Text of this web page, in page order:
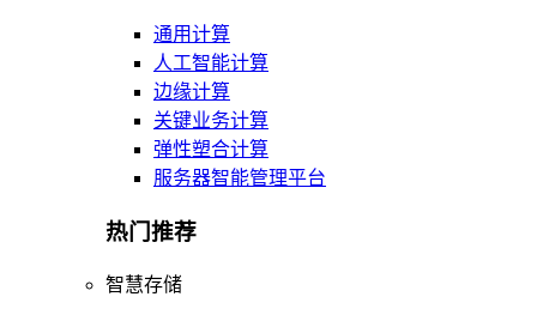
通用计算
人工智能计算
边缘计算
关键业务计算
弹性塑合计算
服务器智能管理平台
热门推荐
智慧存储